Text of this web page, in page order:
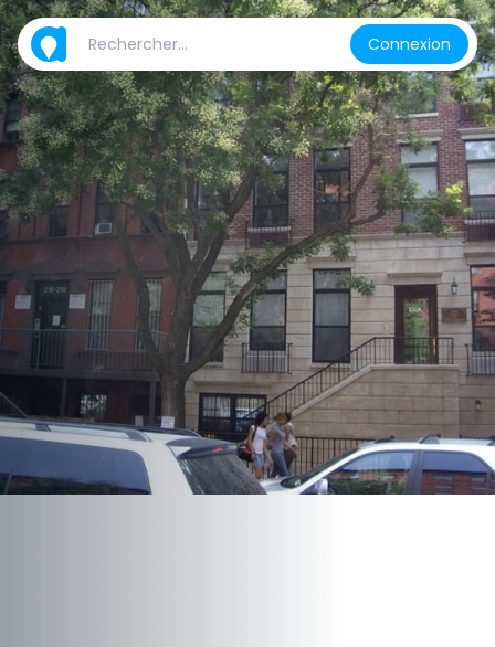
Connexion